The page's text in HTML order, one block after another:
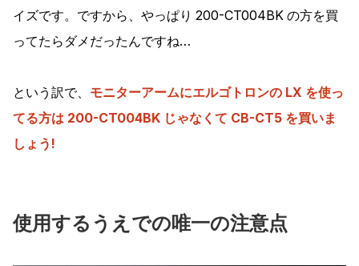
イズです。ですから、やっぱり 200-CT004BK の方を買
ってたらダメだったんですね…
という訳で、 モニターアームにエルゴトロンの LX を使っ
てる方は 200-CT004BK じゃなくて CB-CT5 を買いま
しょう!
使用するうえでの唯一の注意点